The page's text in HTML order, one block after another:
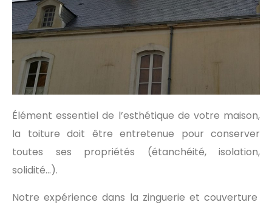
Élément essentiel de l’esthétique de votre maison,
la toiture doit être entretenue pour conserver
toutes ses propriétés (étanchéité, isolation,
solidité…).
Notre expérience dans la zinguerie et couverture